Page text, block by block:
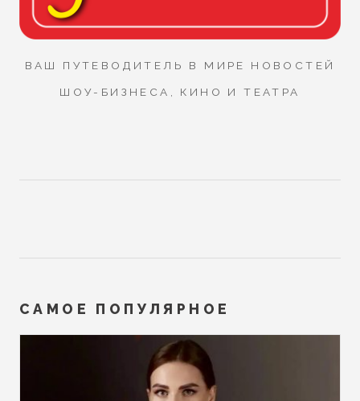
ВАШ ПУТЕВОДИТЕЛЬ В МИРЕ НОВОСТЕЙ
ШОУ-БИЗНЕСА, КИНО И ТЕАТРА
САМОЕ ПОПУЛЯРНОЕ